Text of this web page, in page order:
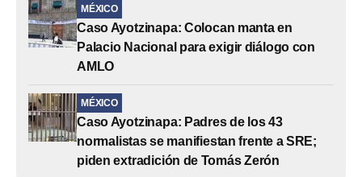
MÉXICO
Caso Ayotzinapa: Colocan manta en
Palacio Nacional para exigir diálogo con
AMLO
MÉXICO
Caso Ayotzinapa: Padres de los 43
normalistas se manifiestan frente a SRE;
piden extradición de Tomás Zerón